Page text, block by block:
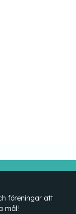
föreningar att
mål!